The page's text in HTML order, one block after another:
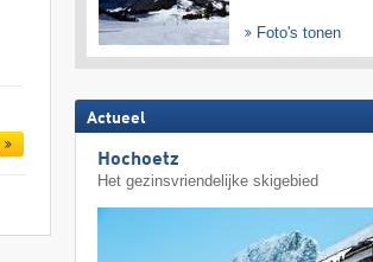
Foto's tonen
Actueel
Hochoetz
Het gezinsvriendelijke skigebied